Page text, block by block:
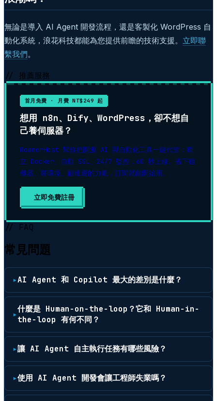
無論是導入 AI Agent 開發流程，還是客製化 WordPress 自
動化系統，浪花科技都能為您提供前瞻的技術支援。 立即聯
繫我們。
// 推薦服務
首月免費 · 月費 NT$249 起
想用 n8n、Dify、WordPress，卻不想自
己養伺服器？
RoamerHost 幫你把開源 AI 與自動化工具一鍵代管：獨
立 Docker、自動 SSL、24/7 監控，60 秒上線。省下租
機器、裝環境、顧維運的力氣，訂閱就能開始用。
立即免費註冊
// FAQ
常見問題
AI Agent 和 Copilot 最大的差別是什麼？
什麼是 Human-on-the-loop？它和 Human-in-
the-loop 有何不同？
讓 AI Agent 自主執行任務有哪些風險？
使用 AI Agent 開發會讓工程師失業嗎？